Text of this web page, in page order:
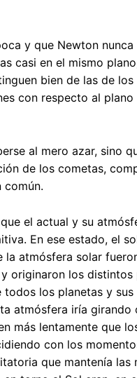
y que Newton
casi en el mismo
bien de las de
con respecto al plano
al mero azar, sino
de los cometas,
común.
el actual y su
En ese estado, el
atmósfera solar
originaron los distintos
los planetas y sus
atmósfera iría
más lentamente que
con los
que mantenía las